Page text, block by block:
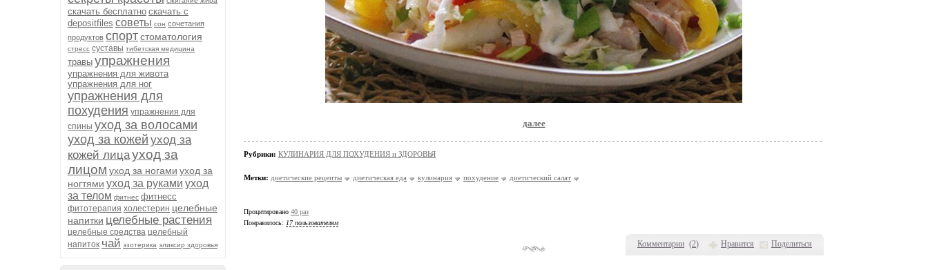
скачать бесплатно скачать с
depositfiles советы сон сочетания
продуктов спортстоматология
стресс суставы тибетская медицина
травы упражнения
упражнения для живота
упражнения для ног
упражнения для
похудения упражнения для
спины уход за волосами
уход за кожей уход за
кожей лицауход за
лицом уход за ногами уход за
ногтями уход за руками уход
за телом фитнес фитнесс
фитотерапия холестерин целебные
напитки целебные растения
целебные средства целебный
напиток чай эзотерика эликсир здоровья Комментарии (2) Нравится Поделиться
далее
Рубрики: КУЛИНАРИЯ ДЛЯ ПОХУДЕНИЯ и ЗДОРОВЬЯ
Метки: диетические рецепты диетическая еда кулинария похудение диетический салат
Процитировано 40 раз
Понравилось: 17 пользователям